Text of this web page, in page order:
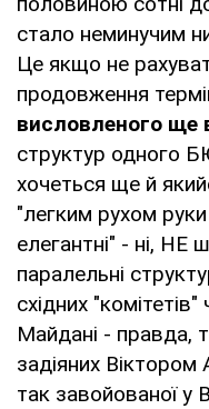
стало неминучим
Це якщо не
продовження
висловленого ще
структур одного
хочеться ще й
"легким рухом
елегантні" - ні, НЕ
паралельні
східних
Майдані - правда,
задіяних
так завойованої у